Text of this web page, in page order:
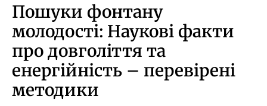
Пошуки фонтану
молодості: Наукові факти
про довголіття та
енергійність – перевірені
методики